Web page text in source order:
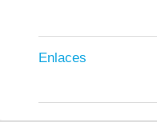
Enlaces